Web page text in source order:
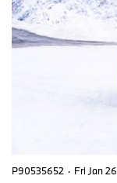
P90535652 · Fri Jan